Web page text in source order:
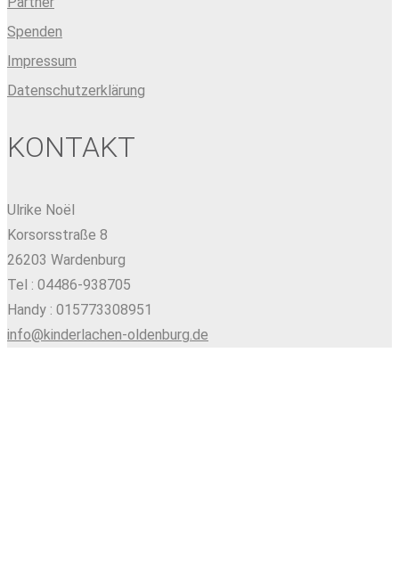
Spenden
Impressum
Datenschutzerklärung
KONTAKT
Ulrike Noël
Korsorsstraße 8
26203 Wardenburg
Tel : 04486-938705
Handy : 015773308951
info@kinderlachen-oldenburg.de